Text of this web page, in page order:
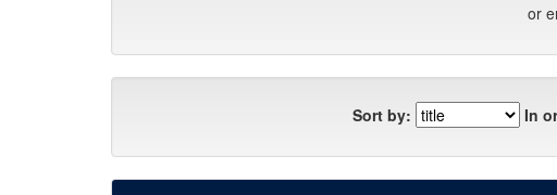
or
Sort by: In